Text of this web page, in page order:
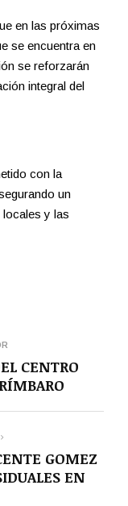
en las próximas
se encuentra en
se reforzarán
integral del
con la
un
y las
CENTRO
GOMEZ
EN